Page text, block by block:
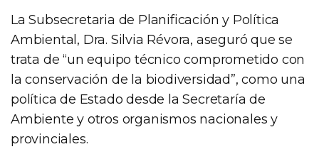
La Subsecretaria de Planificación y Política
Ambiental, Dra. Silvia Révora, aseguró que se
trata de “un equipo técnico comprometido con
la conservación de la biodiversidad”, como una
política de Estado desde la Secretaría de
Ambiente y otros organismos nacionales y
provinciales.